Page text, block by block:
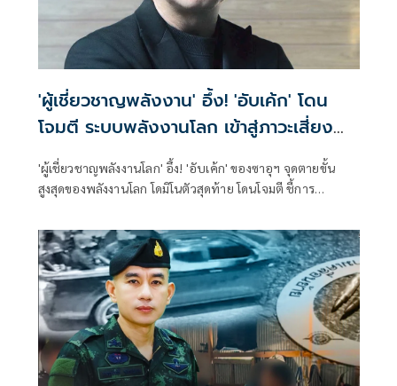
'ผู้เชี่ยวชาญพลังงาน' อึ้ง! 'อับเค้ก' โดน
โจมตี ระบบพลังงานโลก เข้าสู่ภาวะเสี่ยง
ที่สุดในรอบ 50 ปี
'ผู้เชี่ยวชาญพลังงานโลก' อึ้ง! 'อับเค้ก' ของซาอุฯ จุดตายขั้น
สูงสุดของพลังงานโลก โดมิโนตัวสุดท้าย โดนโจมตี ชี้การ
หวั่นการขาดแคลนโครงสร้างพลังงานโลกอย่างถาวร เข้าสู่ภาวะ
สุ่มเสี่ยงที่สุดในรอบ 50 ปีอย่างเป็นทางการ